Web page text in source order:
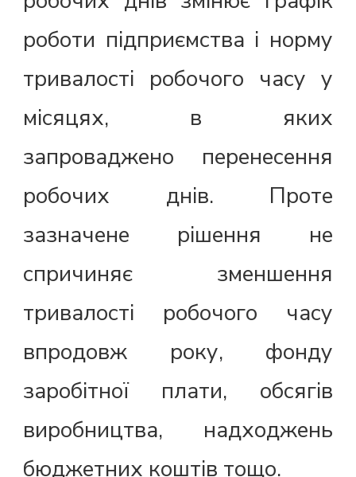
роботи підприємства і норму
тривалості робочого часу у
місяцях, в яких
запроваджено перенесення
робочих днів. Проте
зазначене рішення не
спричиняє зменшення
тривалості робочого часу
впродовж року, фонду
заробітної плати, обсягів
виробництва, надходжень
бюджетних коштів тощо.